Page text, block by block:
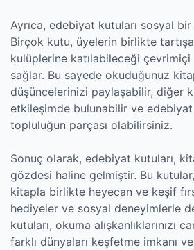
Ayrıca, edebiyat kutuları sosyal
Birçok kutu, üyelerin birlikte
kulüplerine katılabileceği
sağlar. Bu sayede okuduğunuz
düşüncelerinizi paylaşabilir, diğer
etkileşimde bulunabilir ve
topluluğun parçası olabilirsiniz.
Sonuç olarak, edebiyat kutuları,
gözdesi haline gelmiştir. Bu
kitapla birlikte heyecan ve keşif
hediyeler ve sosyal deneyimlerle
kutuları, okuma alışkanlıklarınızı
farklı dünyaları keşfetme imkanı